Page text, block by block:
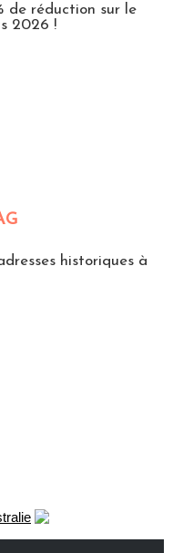
de réduction sur le
2026 !
historiques à